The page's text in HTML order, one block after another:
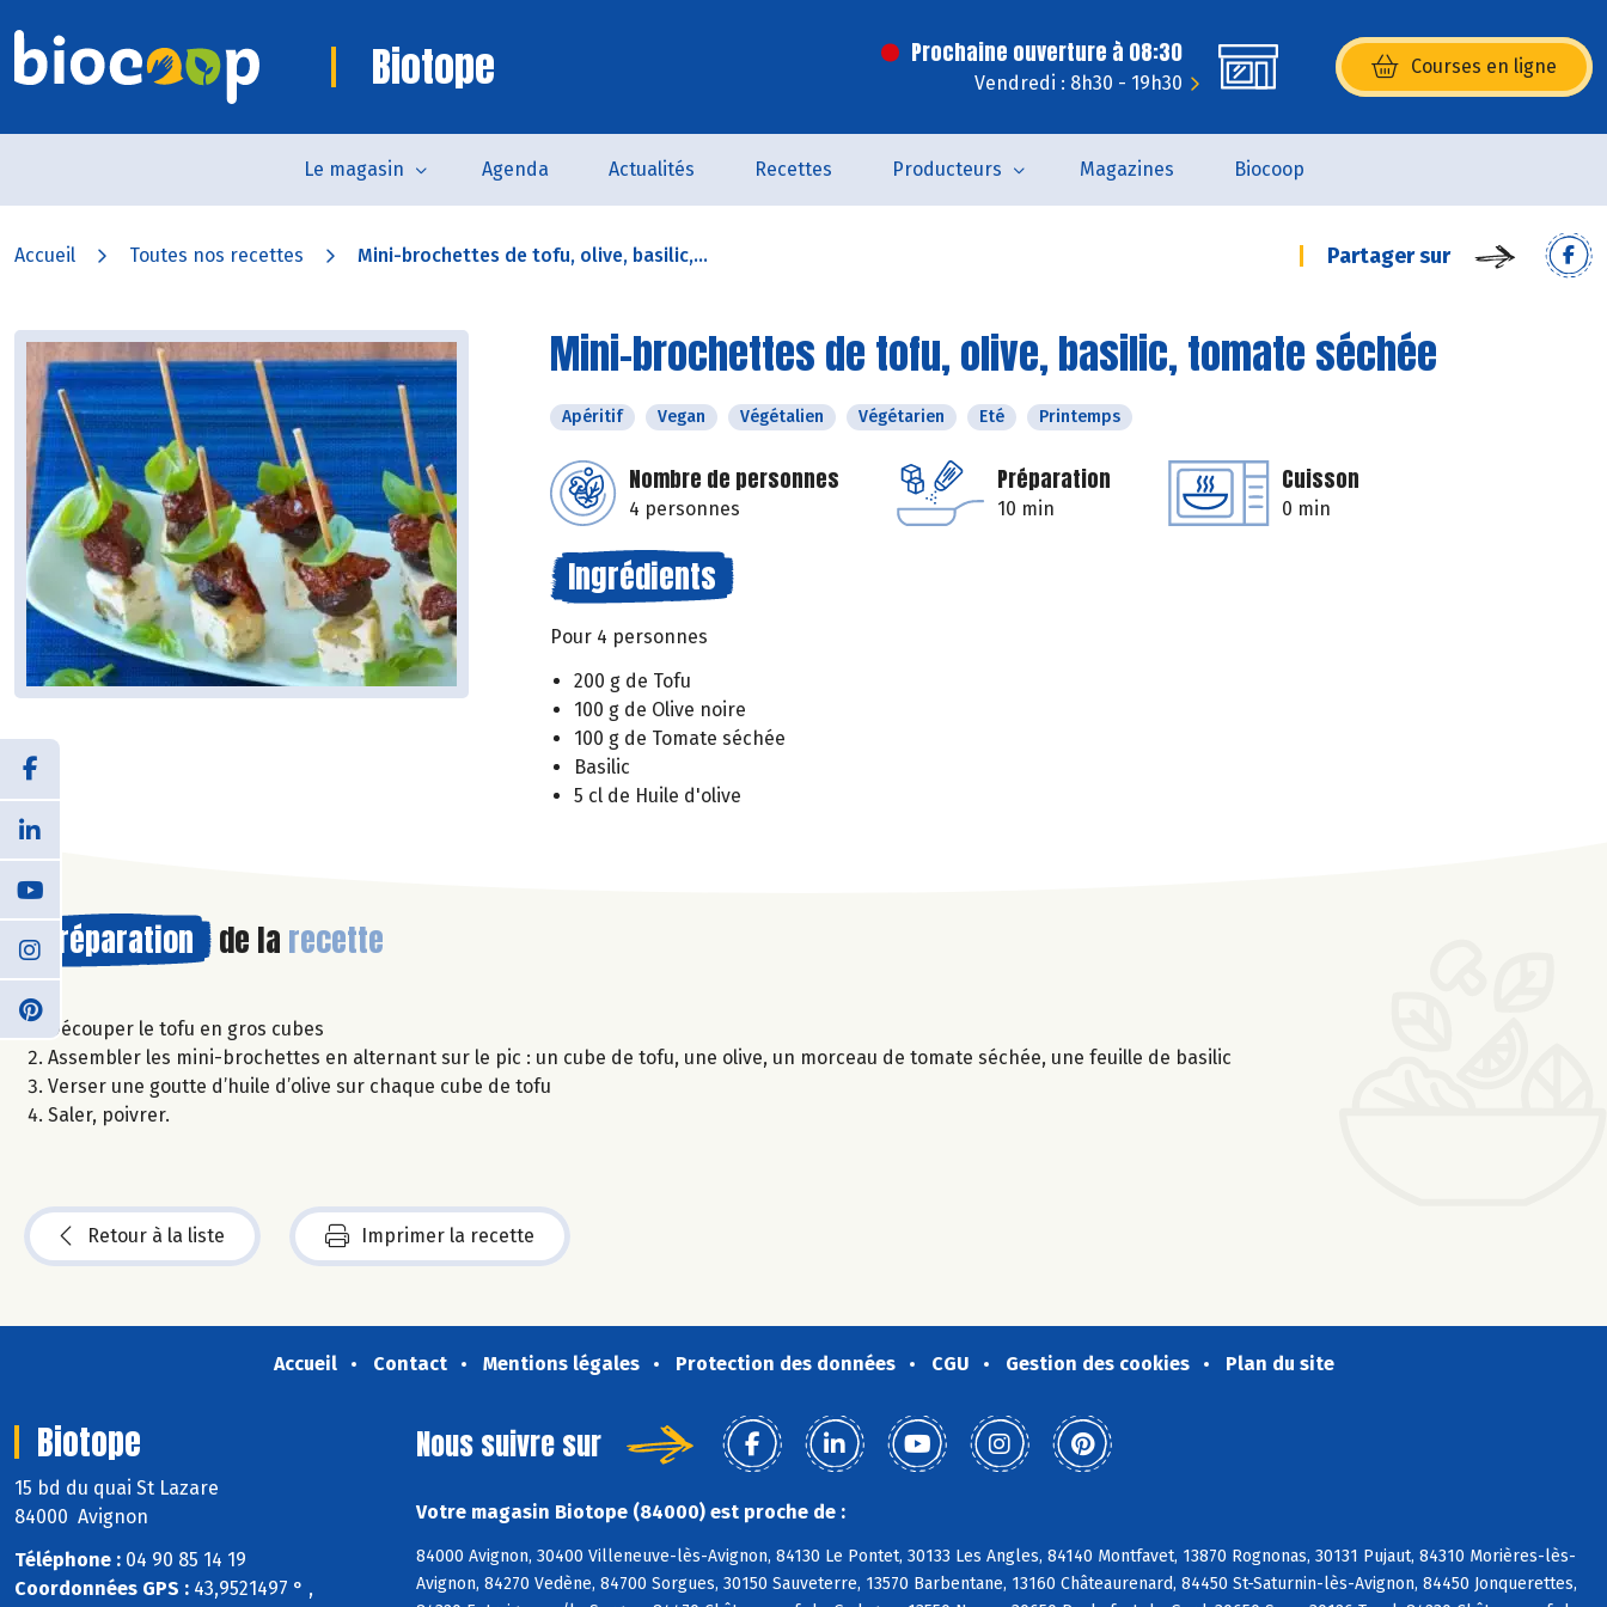
Biotope Prochaine ouverture à 08:30
Vendredi : 8h30 - 19h30
Courses en ligne
(s’ouvre dans une nouvelle
Le magasin Agenda Actualités Recettes Producteurs Magazines Biocoop
Accueil Toutes nos recettes Mini-brochettes de tofu, olive, basilic,... Partager sur
Mini-brochettes de tofu, olive, basilic, tomate séchée
Apéritif Vegan Végétalien Végétarien Eté Printemps
Nombre de personnes
4 personnes
Préparation
10 min
Cuisson
0 min
Ingrédients
Pour 4 personnes
200 g de Tofu
100 g de Olive noire
100 g de Tomate séchée
Basilic
5 cl de Huile d'olive
Préparation de la recette
Découper le tofu en gros cubes
Assembler les mini-brochettes en alternant sur le pic : un cube de tofu, une olive, un morceau de tomate séchée, une feuille de basilic
Verser une goutte d’huile d’olive sur chaque cube de tofu
Saler, poivrer.
Retour à la liste Imprimer la recette
Accueil Contact Mentions légales Protection des données CGU Gestion des cookies Plan du site
Biotope
15 bd du quai St Lazare
84000 Avignon
Téléphone : 04 90 85 14 19
Coordonnées GPS : 43,9521497 ° ,
Nous suivre sur
Votre magasin Biotope (84000) est proche de :
84000 Avignon, 30400 Villeneuve-lès-Avignon, 84130 Le Pontet, 30133 Les Angles, 84140 Montfavet, 13870 Rognonas, 30131 Pujaut, 84310 Morières-lès-
Avignon, 84270 Vedène, 84700 Sorgues, 30150 Sauveterre, 13570 Barbentane, 13160 Châteaurenard, 84450 St-Saturnin-lès-Avignon, 84450 Jonquerettes,